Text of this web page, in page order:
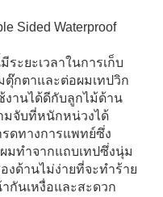
ะยะเวลาในการเก็บ
ตุ๊กตาและต่อผมเทปวิก
งานได้ดีกับลูกไม้ด้าน
มจับที่หนักหน่วงได้
รดทางการแพทย์ซึ่ง
มทําจากแถบเทปซึ่งนุ่ม
งด้านไม่ง่ายที่จะทําร้าย
กันเหงื่อและสะดวก